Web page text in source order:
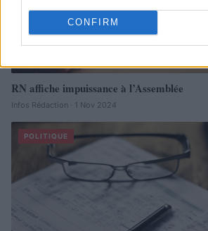
CONFIRM
RN affiche impuissance à l’Assemblée
Infos Rédaction · 1 Nov 2024
POLITIQUE